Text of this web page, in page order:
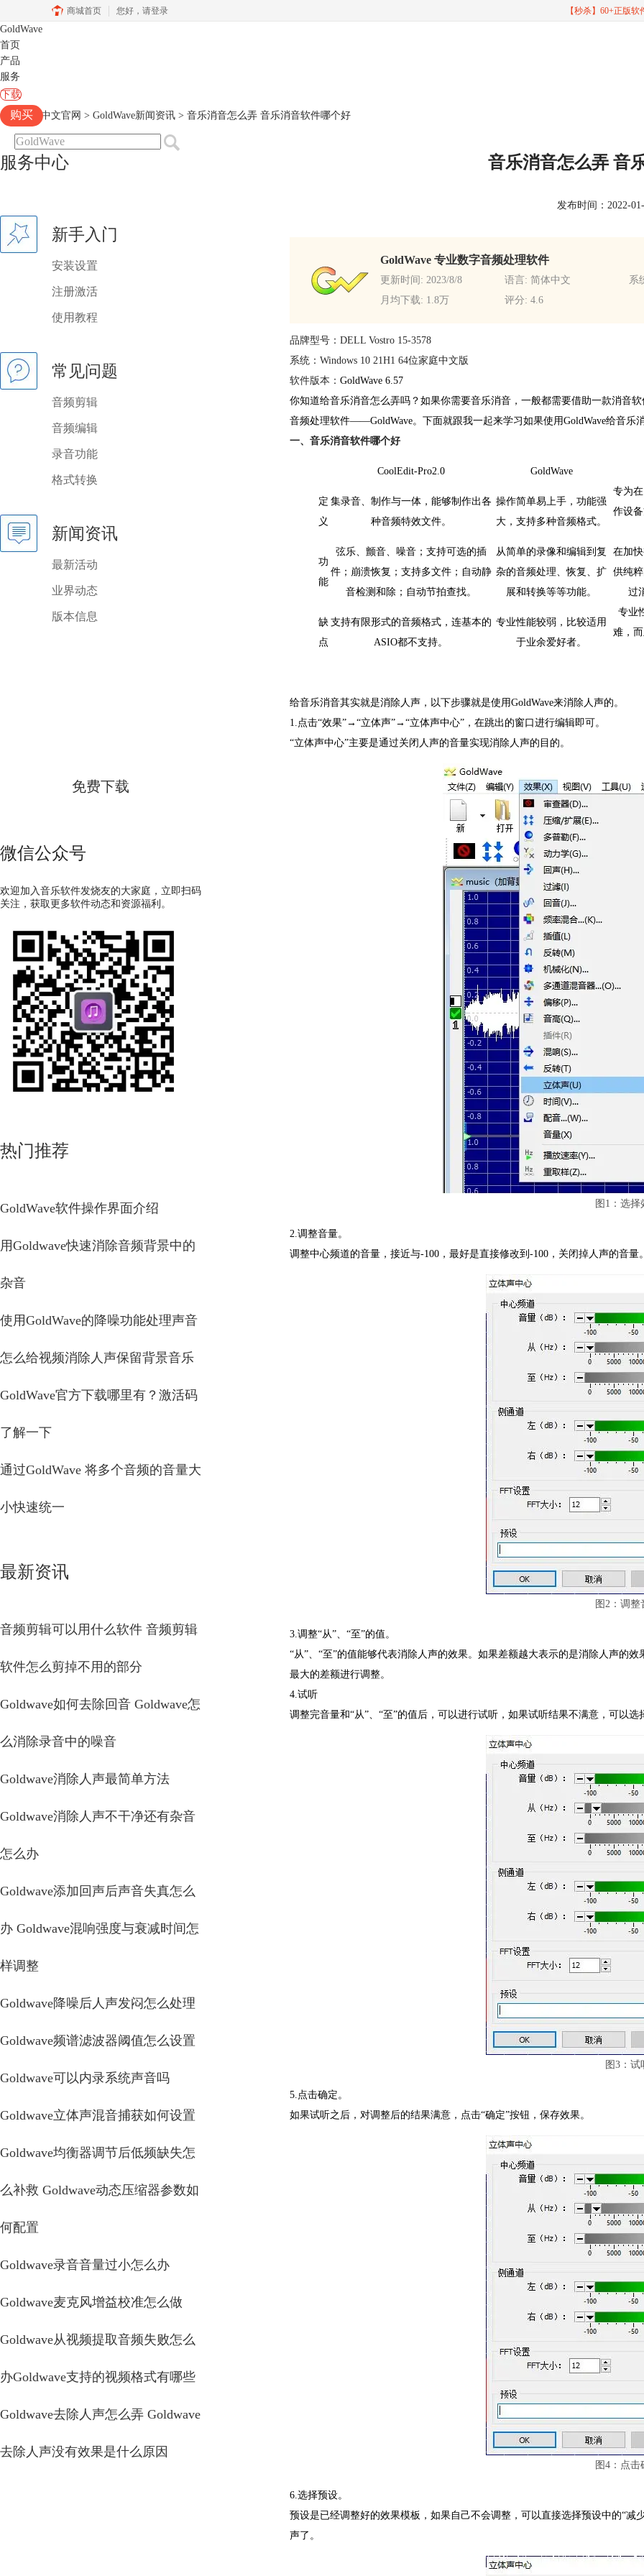
商城首页 您好， 请登录 【秒杀】60+正版
GoldWave
首页
产品
服务
下载
购买
Goldwave中文官网 > GoldWave新闻资讯 > 音乐消音怎么弄 音乐消音软件哪个好
服务中心
新手入门
安装设置
注册激活
使用教程
常见问题
音频剪辑
音频编辑
录音功能
格式转换
新闻资讯
最新活动
业界动态
版本信息
免费下载
微信公众号
欢迎加入音乐软件发烧友的大家庭，立即扫码
关注，获取更多软件动态和资源福利。
热门推荐
GoldWave软件操作界面介绍
用Goldwave快速消除音频背景中的
杂音
使用GoldWave的降噪功能处理声音
怎么给视频消除人声保留背景音乐
GoldWave官方下载哪里有？激活码
了解一下
通过GoldWave 将多个音频的音量大
小快速统一
最新资讯
音频剪辑可以用什么软件 音频剪辑
软件怎么剪掉不用的部分
Goldwave如何去除回音 Goldwave怎
么消除录音中的噪音
Goldwave消除人声最简单方法
Goldwave消除人声不干净还有杂音
怎么办
Goldwave添加回声后声音失真怎么
办 Goldwave混响强度与衰减时间怎
样调整
Goldwave降噪后人声发闷怎么处理
Goldwave频谱滤波器阈值怎么设置
Goldwave可以内录系统声音吗
Goldwave立体声混音捕获如何设置
Goldwave均衡器调节后低频缺失怎
么补救 Goldwave动态压缩器参数如
何配置
Goldwave录音音量过小怎么办
Goldwave麦克风增益校准怎么做
Goldwave从视频提取音频失败怎么
办Goldwave支持的视频格式有哪些
Goldwave去除人声怎么弄 Goldwave
去除人声没有效果是什么原因
音乐消音怎么弄 音
发布时间：2022-
GoldWave 专业数字音频处理软件
更新时间: 2023/8/8 语言: 简体中文
系
月均下载: 1.8万
评分: 4.6
品牌型号：DELL Vostro 15-3578
系统：Windows 10 21H1 64位家庭中文版
软件版本：GoldWave 6.57
你知道给音乐消音怎么弄吗？如果你需要音乐消音，一般都需要借助一款消音
音频处理软件——GoldWave。下面就跟我一起来学习如果使用GoldWave给音乐
一、音乐消音软件哪个好
CoolEdit-Pro2.0 GoldWave
定
义
集录音、制作与一体，能够制作出各
种音频特效文件。
操作简单易上手，功能强
大，支持多种音频格式。
专为
作设
功
能
弦乐、颤音、噪音；支持可选的插
件；崩溃恢复；支持多文件；自动静
音检测和除；自动节拍查找。
从简单的录像和编辑到复
杂的音频处理、恢复、扩
展和转换等等功能。
在加
供纯
过
缺
点
支持有限形式的音频格式，连基本的
ASIO都不支持。
专业性能较弱，比较适用
于业余爱好者。
专业
难，
给音乐消音其实就是消除人声，以下步骤就是使用GoldWave来消除人声的。
1.点击“效果”→“立体声”→“立体声中心”，在跳出的窗口进行编辑即可。
“立体声中心”主要是通过关闭人声的音量实现消除人声的目的。
图1：选择
2.调整音量。
调整中心频道的音量，接近与-100，最好是直接修改到-100，关闭掉人声的音量
图2：调整
3.调整“从”、“至”的值。
“从”、“至”的值能够代表消除人声的效果。如果差额越大表示的是消除人声的
最大的差额进行调整。
4.试听
调整完音量和“从”、“至”的值后，可以进行试听，如果试听结果不满意，可以
图3：试
5.点击确定。
如果试听之后，对调整后的结果满意，点击“确定”按钮，保存效果。
图4：点击
6.选择预设。
预设是已经调整好的效果模板，如果自己不会调整，可以直接选择预设中的“
声了。